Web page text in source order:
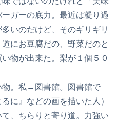
ガーの底力。最近は凝り過
いのだけど、そのギリギリ
にお豆腐だの、野菜だのと
物が出来た。梨が１個５０
。私→図書館。図書館で
に』などの画を描いた人）
、ちらりと寄り道。力強い